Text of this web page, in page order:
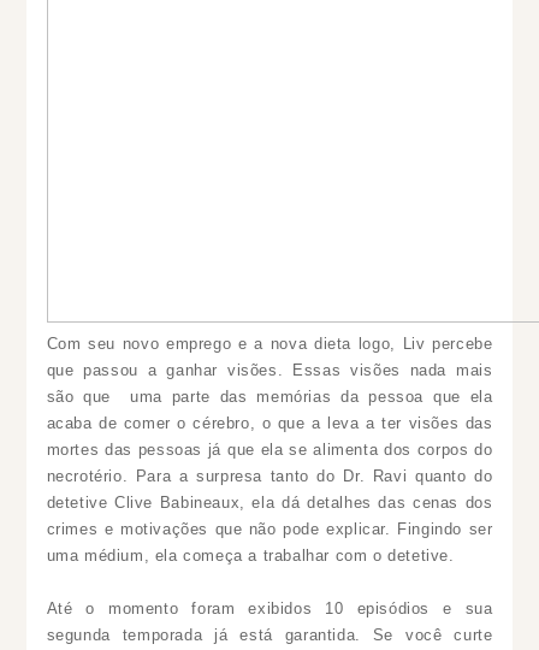
Com seu novo emprego e a nova dieta logo, Liv percebe
que passou a ganhar visões. Essas visões nada mais
são que uma parte das memórias da pessoa que ela
acaba de comer o cérebro, o que a leva a ter visões das
mortes das pessoas já que ela se alimenta dos corpos do
necrotério. Para a surpresa tanto do Dr. Ravi quanto do
detetive Clive Babineaux, ela dá detalhes das cenas dos
crimes e motivações que não pode explicar. Fingindo ser
uma médium, ela começa a trabalhar com o detetive.
Até o momento foram exibidos 10 episódios e sua
segunda temporada já está garantida. Se você curte